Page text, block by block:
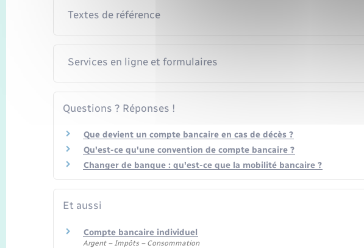
Textes de référence
Services en ligne et formulaires
Questions ? Réponses !
Que devient un compte bancaire en cas de décès ?
Qu'est-ce qu'une convention de compte bancaire ?
Changer de banque : qu'est-ce que la mobilité bancaire ?
Et aussi
Compte bancaire individuel
Argent – Impôts – Consommation